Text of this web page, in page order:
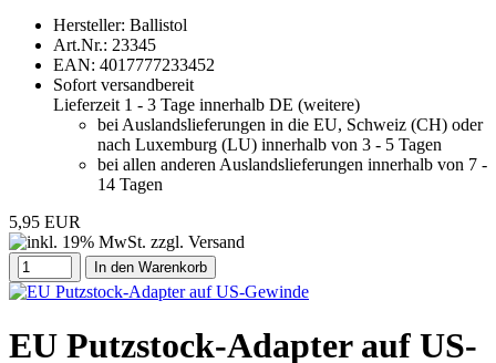
Hersteller: Ballistol
Art.Nr.: 23345
EAN: 4017777233452
Sofort versandbereit
Lieferzeit 1 - 3 Tage innerhalb DE (weitere)
bei Auslandslieferungen in die EU, Schweiz (CH) oder
nach Luxemburg (LU) innerhalb von 3 - 5 Tagen
bei allen anderen Auslandslieferungen innerhalb von 7 -
14 Tagen
5,95 EUR
In den Warenkorb
EU Putzstock-Adapter auf US-